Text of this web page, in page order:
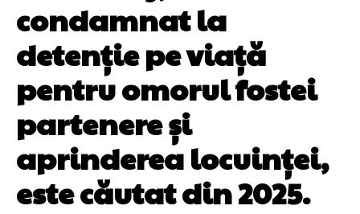
condamnat la
detenție pe viață
pentru omorul fostei
partenere și
aprinderea locuinței,
este căutat din 2025.